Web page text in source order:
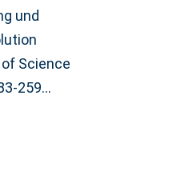
und
Science
259...